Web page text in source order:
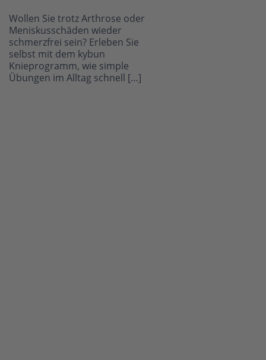
Wollen Sie trotz Arthrose oder
Meniskusschäden wieder
schmerzfrei sein? Erleben Sie
selbst mit dem kybun
Knieprogramm, wie simple
Übungen im Alltag schnell […]